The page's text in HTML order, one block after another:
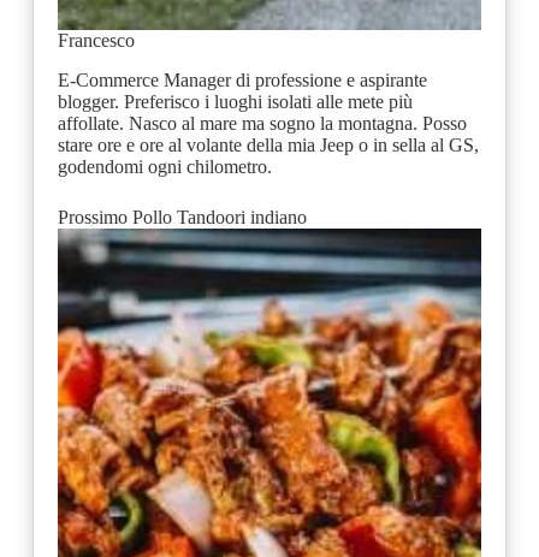
Francesco
E-Commerce Manager di professione e aspirante
blogger. Preferisco i luoghi isolati alle mete più
affollate. Nasco al mare ma sogno la montagna. Posso
stare ore e ore al volante della mia Jeep o in sella al GS,
godendomi ogni chilometro.
Prossimo Pollo Tandoori indiano